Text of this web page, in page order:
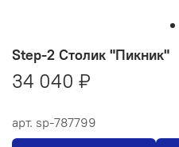
арт. sp-787799
Step-2 Столик "Пикник"
34 040 ₽